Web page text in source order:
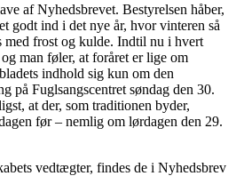
af Nyhedsbrevet. Bestyrelsen håber,
godt ind i det nye år, hvor vinteren så
med frost og kulde. Indtil nu i hvert
man føler, at foråret er lige om
indhold sig kun om den
på Fuglsangscentret søndag den 30.
at der, som traditionen byder,
før – nemlig om lørdagen den 29.
vedtægter, findes de i Nyhedsbrev